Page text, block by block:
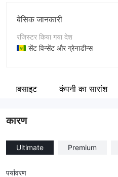
बेसिक जानकारी
रजिस्टर किया गया देश
सेंट विन्सेंट और ग्रेनाडीन्स
कंपनी का नाम
वेबसाइट कंपनी का सारांश
कारण
Ultimate Premium
पर्यावरण